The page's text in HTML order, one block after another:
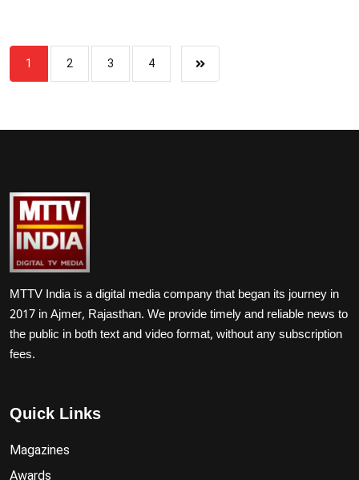
1 2 3 4
MTTV India is a digital media company that began its journey in
2017 in Ajmer, Rajasthan. We provide timely and reliable news to
the public in both text and video format, without any subscription
fees.
Quick Links
Magazines
Awards